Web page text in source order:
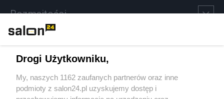
Rozmaitości
Sport
Społeczeństwo
Drogi Użytkowniku,
My, naszych 1162 zaufanych partnerów oraz inne
podmioty z salon24.pl uzyskujemy dostęp i